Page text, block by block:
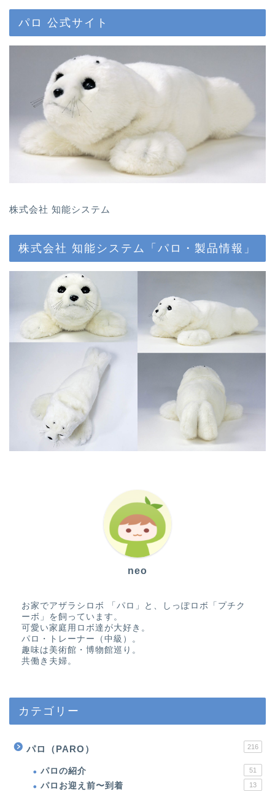
パロ 公式サイト
株式会社 知能システム
株式会社 知能システム「パロ・製品情報」
neo
お家でアザラシロボ 「パロ」と、しっぽロボ「プチク
ーボ」を飼っています。
可愛い家庭用ロボ達が大好き。
パロ・トレーナー（中級）。
趣味は美術館・博物館巡り。
共働き夫婦。
カテゴリー
パロ（PARO） 216
パロの紹介 51
パロお迎え前〜到着 13